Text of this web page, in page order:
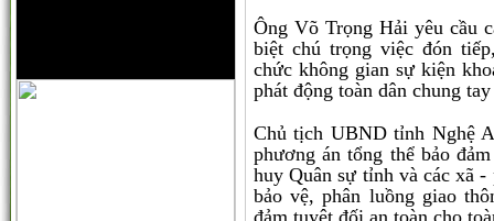
Ông Võ Trọng Hải yêu cầu
biệt chú trọng việc đón
chức không gian sự kiện
phát động toàn dân chung
Chủ tịch UBND tỉnh Nghệ
phương án tổng thể bảo
huy Quân sự tỉnh và các xã
bảo vệ, phân luồng giao
đảm tuyệt đối an toàn cho